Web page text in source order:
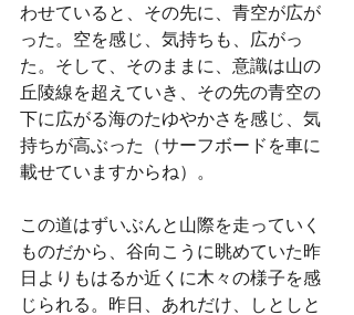
わせていると、その先に、青空が広が
った。空を感じ、気持ちも、広がっ
た。そして、そのままに、意識は山の
丘陵線を超えていき、その先の青空の
下に広がる海のたゆやかさを感じ、気
持ちが高ぶった（サーフボードを車に
載せていますからね）。
この道はずいぶんと山際を走っていく
ものだから、谷向こうに眺めていた昨
日よりもはるか近くに木々の様子を感
じられる。昨日、あれだけ、しとしと